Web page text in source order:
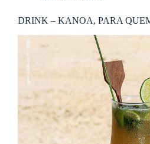
DRINK – KANOA, PARA